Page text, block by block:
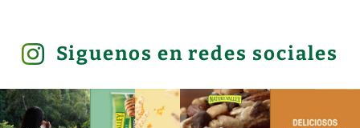
Siguenos en redes sociales